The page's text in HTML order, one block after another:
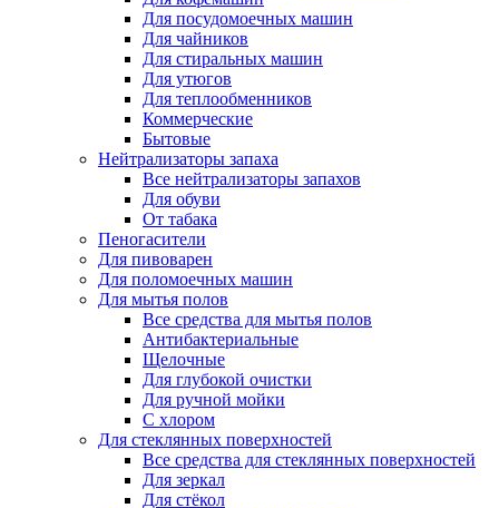
Для посудомоечных машин
Для чайников
Для стиральных машин
Для утюгов
Для теплообменников
Коммерческие
Бытовые
Нейтрализаторы запаха
Все нейтрализаторы запахов
Для обуви
От табака
Пеногасители
Для пивоварен
Для поломоечных машин
Для мытья полов
Все средства для мытья полов
Антибактериальные
Щелочные
Для глубокой очистки
Для ручной мойки
С хлором
Для стеклянных поверхностей
Все средства для стеклянных поверхностей
Для зеркал
Для стёкол